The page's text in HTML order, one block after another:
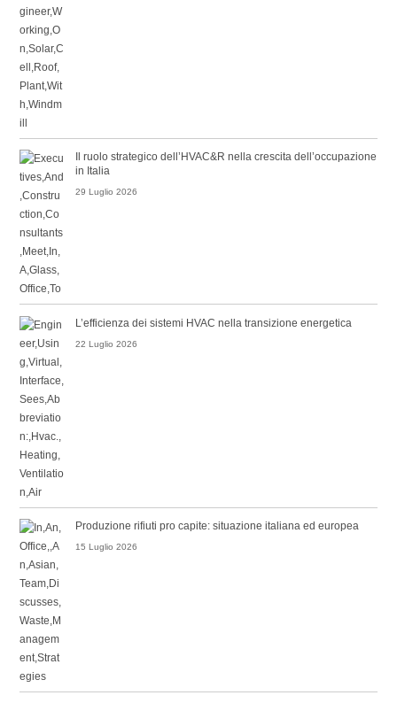
Il ruolo strategico dell’HVAC&R nella crescita dell’occupazione
in Italia
29 Luglio 2026
L’efficienza dei sistemi HVAC nella transizione energetica
22 Luglio 2026
Produzione rifiuti pro capite: situazione italiana ed europea
15 Luglio 2026